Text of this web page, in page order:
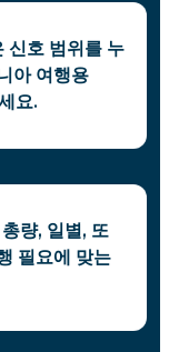
신호 범위를 누
아 여행용
요.
량, 일별, 또
필요에 맞는